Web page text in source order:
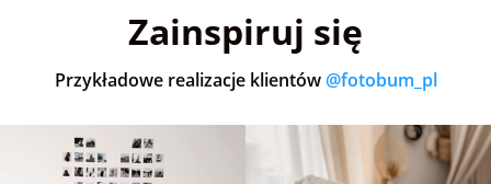
Zainspiruj się
Przykładowe realizacje klientów @fotobum_pl